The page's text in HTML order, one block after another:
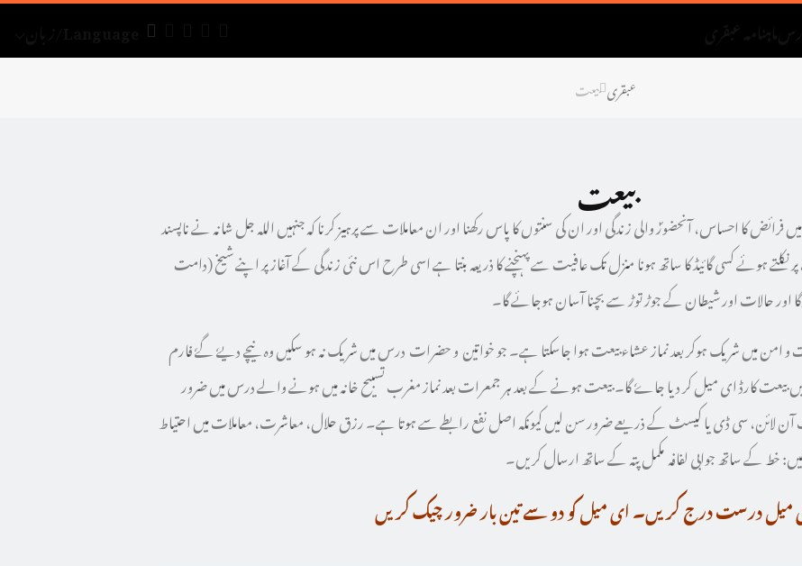
عبقری بیعت
بیعت
کا احساس، آنحضورؐ والی زندگی اور ان کی سنتوں کا پاس رکھنا اور ان معاملات سے پرہیز کرنا کہ جنہیں اللہ جل شانہ نے ناپسند
ہوئے کسی گائیڈ کا ساتھ ہونا منزل تک عافیت سے پہنچنے کا ذریعہ بنتا ہے اسی طرح اس نئی زندگی کے آغاز پر اپنے شیخ (دامت
حالات اور شیطان کے جوڑ توڑ سے بچنا آسان ہوجائے گا۔
میں شریک ہوکر بعد نماز عشاء بیعت ہوا جاسکتا ہے۔ جو خواتین و حضرات درس میں شریک نہ ہو سکیں وہ نیچے دیےٗ گےٗ فارم
بیعت کارڈ ای میل کر دیا جاےٗ گا۔ بیعت ہونے کے بعد ہر جمعرات بعد نماز مغرب تسبیح خانہ میں ہونے والے درس میں ضرور
لائن، سی ڈی یا کیسٹ کے ذریعے ضرور سن لیں کیونکہ اصل نفع رابطے سے ہوتا ہے۔ رزق حلال، معاشرت، معاملات میں احتیاط
خط کے ساتھ جوابی لفافہ مکمل پتہ کے ساتھ ارسال کریں۔
میل درست درج کریں۔ ای میل کو دو سے تین بار ضرور چیک کریں